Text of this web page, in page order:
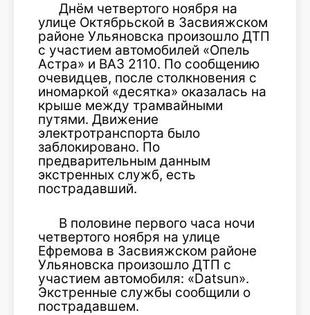
Днём четвертого ноября на
улице Октябрьской в Засвияжском
районе Ульяновска произошло ДТП
с участием автомобилей «Опель
Астра» и ВАЗ 2110. По сообщению
очевидцев, после столкновения с
иномаркой «десятка» оказалась на
крыше между трамвайными
путями. Движение
электротранспорта было
заблокировано. По
предварительным данным
экстренных служб, есть
пострадавший.
В половине первого часа ночи
четвертого ноября на улице
Ефремова в Засвияжском районе
Ульяновска произошло ДТП с
участием автомобиля: «Datsun».
Экстренные службы сообщили о
пострадавшем.